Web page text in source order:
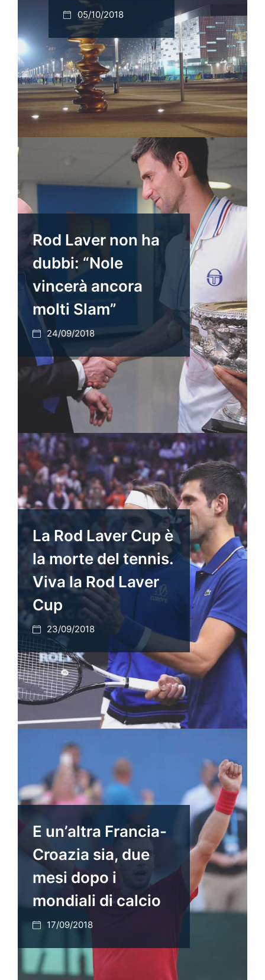
05/10/2018
Rod Laver non ha
dubbi: “Nole
vincerà ancora
molti Slam”
24/09/2018
La Rod Laver Cup è
la morte del tennis.
Viva la Rod Laver
Cup
23/09/2018
E un’altra Francia-
Croazia sia, due
mesi dopo i
mondiali di calcio
17/09/2018